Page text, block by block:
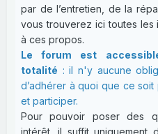
par de l’entretien, de la
vous trouverez ici toutes les
à ces propos.
Le forum est
totalité : il n'y aucune
d’adhérer à quoi que ce
et participer.
Pour pouvoir poser des
intérêt, il suffit uniquement